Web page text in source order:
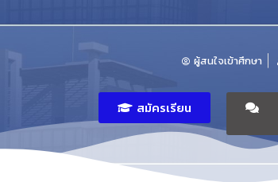
ผู้สนใจเข้าศึกษา
สมัครเรียน